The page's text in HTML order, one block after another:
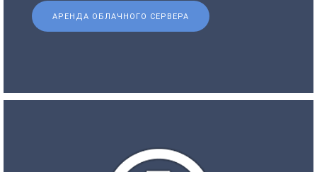
АРЕНДА ОБЛАЧНОГО СЕРВЕРА